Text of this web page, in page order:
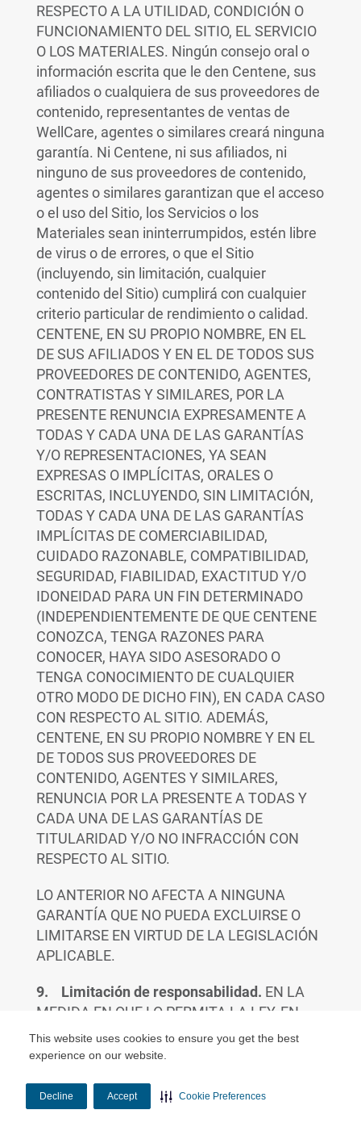
This website uses cookies to ensure you get the best
experience on our website.
Decline Accept Cookie Preferences
RESPECTO A LA UTILIDAD, CONDICIÓN O
FUNCIONAMIENTO DEL SITIO, EL SERVICIO
O LOS MATERIALES. Ningún consejo oral o
información escrita que le den Centene, sus
afiliados o cualquiera de sus proveedores de
contenido, representantes de ventas de
WellCare, agentes o similares creará ninguna
garantía. Ni Centene, ni sus afiliados, ni
ninguno de sus proveedores de contenido,
agentes o similares garantizan que el acceso
o el uso del Sitio, los Servicios o los
Materiales sean ininterrumpidos, estén libre
de virus o de errores, o que el Sitio
(incluyendo, sin limitación, cualquier
contenido del Sitio) cumplirá con cualquier
criterio particular de rendimiento o calidad.
CENTENE, EN SU PROPIO NOMBRE, EN EL
DE SUS AFILIADOS Y EN EL DE TODOS SUS
PROVEEDORES DE CONTENIDO, AGENTES,
CONTRATISTAS Y SIMILARES, POR LA
PRESENTE RENUNCIA EXPRESAMENTE A
TODAS Y CADA UNA DE LAS GARANTÍAS
Y/O REPRESENTACIONES, YA SEAN
EXPRESAS O IMPLÍCITAS, ORALES O
ESCRITAS, INCLUYENDO, SIN LIMITACIÓN,
TODAS Y CADA UNA DE LAS GARANTÍAS
IMPLÍCITAS DE COMERCIABILIDAD,
CUIDADO RAZONABLE, COMPATIBILIDAD,
SEGURIDAD, FIABILIDAD, EXACTITUD Y/O
IDONEIDAD PARA UN FIN DETERMINADO
(INDEPENDIENTEMENTE DE QUE CENTENE
CONOZCA, TENGA RAZONES PARA
CONOCER, HAYA SIDO ASESORADO O
TENGA CONOCIMIENTO DE CUALQUIER
OTRO MODO DE DICHO FIN), EN CADA CASO
CON RESPECTO AL SITIO. ADEMÁS,
CENTENE, EN SU PROPIO NOMBRE Y EN EL
DE TODOS SUS PROVEEDORES DE
CONTENIDO, AGENTES Y SIMILARES,
RENUNCIA POR LA PRESENTE A TODAS Y
CADA UNA DE LAS GARANTÍAS DE
TITULARIDAD Y/O NO INFRACCIÓN CON
RESPECTO AL SITIO.
LO ANTERIOR NO AFECTA A NINGUNA
GARANTÍA QUE NO PUEDA EXCLUIRSE O
LIMITARSE EN VIRTUD DE LA LEGISLACIÓN
APLICABLE.
9. Limitación de responsabilidad. EN LA
MEDIDA EN QUE LO PERMITA LA LEY, EN
NINGÚN CASO CENTENE O CUALQUIERA DE
SUS AFILIADOS, PROVEEDORES DE
DE WELLCARE, AGENTES Y SIMILARES, EN
CADA CASO, SERÁN RESPONSABLES DE (A)